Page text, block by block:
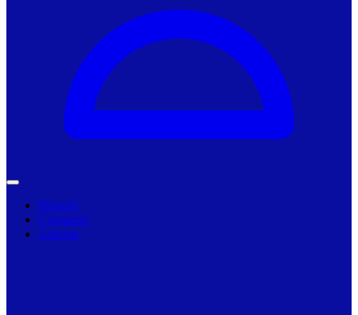
Primarii
Companii
Articole